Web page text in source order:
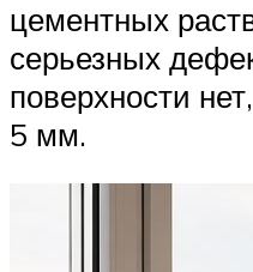
цементных
серьезных
поверхности
5 мм.